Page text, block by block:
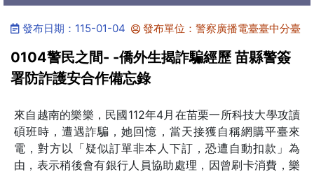
發布日期：115-01-04 發布單位：警察廣播電臺臺中分臺
0104警民之間- -僑外生揭詐騙經歷 苗縣警簽
署防詐護安合作備忘錄
來自越南的樂樂，民國112年4月在苗栗一所科技大學攻讀
碩班時，遭遇詐騙，她回憶，當天接獲自稱網購平臺來
電，對方以「疑似訂單非本人下訂，恐遭自動扣款」為
由，表示稍後會有銀行人員協助處理，因曾刷卡消費，樂